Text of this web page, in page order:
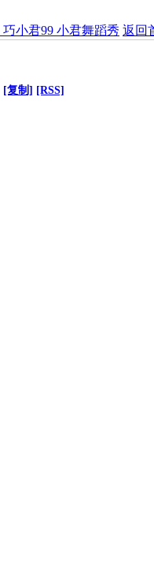
小君99 小君舞蹈秀 返回
[复制] [RSS]